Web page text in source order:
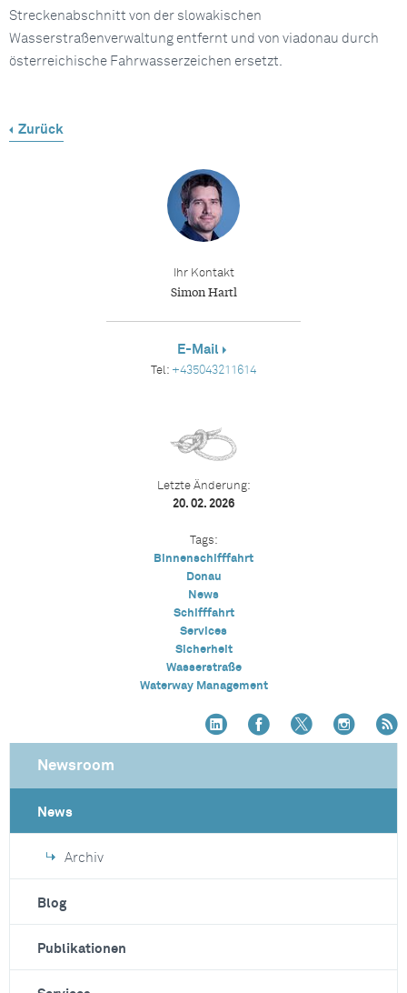
Streckenabschnitt von der slowakischen
Wasserstraßenverwaltung entfernt und von viadonau durch
österreichische Fahrwasserzeichen ersetzt.
Zurück
Ihr Kontakt
Simon Hartl
E-Mail
Tel: +435043211614
Letzte Änderung:
20. 02. 2026
Tags:
Binnenschifffahrt
Donau
News
Schifffahrt
Services
Sicherheit
Wasserstraße
Waterway Management
Newsroom
News
Archiv
Blog
Publikationen